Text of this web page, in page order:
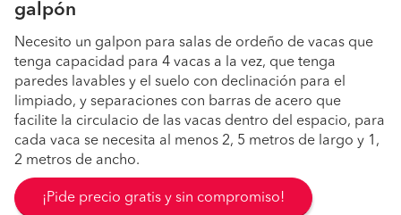
galpón
Necesito un galpon para salas de ordeño de vacas que
tenga capacidad para 4 vacas a la vez, que tenga
paredes lavables y el suelo con declinación para el
limpiado, y separaciones con barras de acero que
facilite la circulacio de las vacas dentro del espacio, para
cada vaca se necesita al menos 2, 5 metros de largo y 1,
2 metros de ancho.
¡Pide precio gratis y sin compromiso!